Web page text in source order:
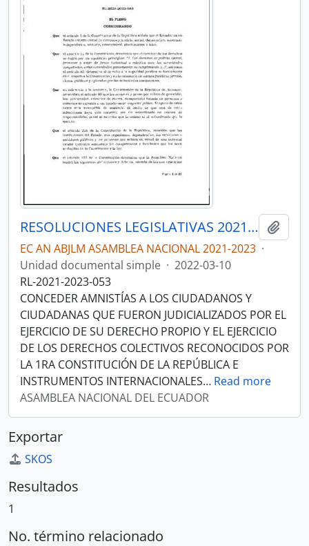
RESOLUCIONES LEGISLATIVAS 2021-2023
EC AN ABJLM ASAMBLEA NACIONAL 2021-2023 ·
Unidad documental simple · 2022-03-10
RL-2021-2023-053
CONCEDER AMNISTÍAS A LOS CIUDADANOS Y
CIUDADANAS QUE FUERON JUDICIALIZADOS POR EL
EJERCICIO DE SU DERECHO PROPIO Y EL EJERCICIO
DE LOS DERECHOS COLECTIVOS RECONOCIDOS POR
LA 1RA CONSTITUCIÓN DE LA REPÚBLICA E
INSTRUMENTOS INTERNACIONALES… Read more
ASAMBLEA NACIONAL DEL ECUADOR
Exportar
SKOS
Resultados
1
No. término relacionado